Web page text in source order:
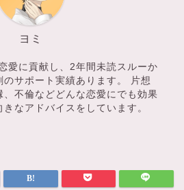
ヨミ
愛に貢献し、2年間未読スルーか
のサポート実績あります。 片想
不倫などどんな恋愛にでも効果
なアドバイスをしています。